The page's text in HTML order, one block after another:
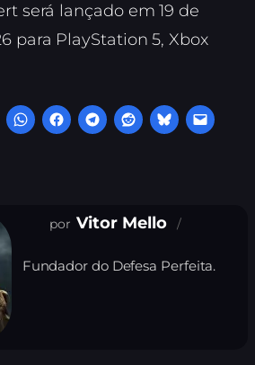
será lançado em 19 de
para PlayStation 5, Xbox
Vitor Mello
Fundador do Defesa Perfeita.